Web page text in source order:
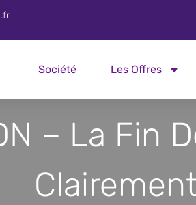
Société Les Offres
– La Fin